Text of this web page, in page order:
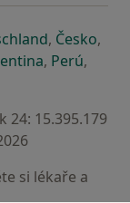
záložce
v nové záložce
se otevře v
, Českose
,
záložce
v nové
se otevře v
, Perúse
,
24: 15.395.179
si lékaře a